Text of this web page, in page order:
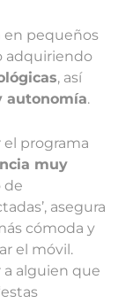
en pequeños
adquiriendo
, así
autonomía.
el programa
muy
de
asegura
cómoda y
el móvil.
alguien que